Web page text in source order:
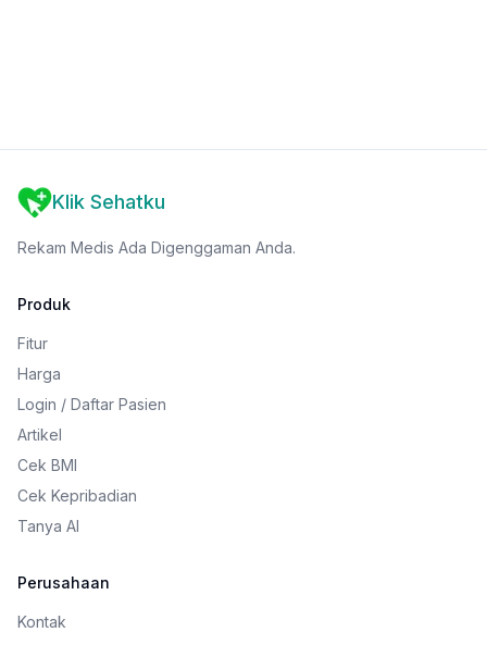
Klik Sehatku
Rekam Medis Ada Digenggaman Anda.
Produk
Fitur
Harga
Login / Daftar Pasien
Artikel
Cek BMI
Cek Kepribadian
Tanya AI
Perusahaan
Kontak